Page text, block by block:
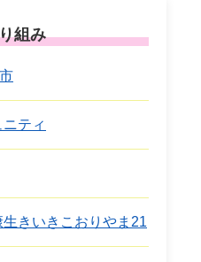
組み
ティ
きいきこおりやま21